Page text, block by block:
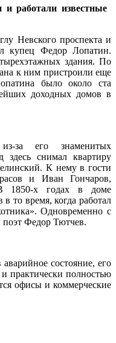
работали известные
Невского проспекта и
купец Федор Лопатин.
здания. По
к ним пристроили еще
было около ста
доходных домов в
за его знаменитых
снимал квартиру
К нему в гости
и Иван Гончаров,
1850-х годах в доме
то время, когда работал
Одновременно с
поэт Федор Тютчев.
состояние, его
практически полностью
офисы и коммерческие